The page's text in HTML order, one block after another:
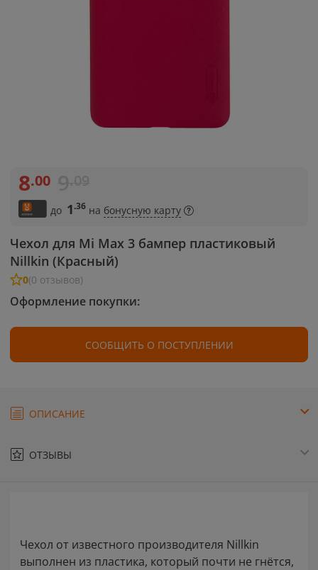
Чехол для Mi Max 3 бампер пластиковый
Nillkin (Красный)
0(0 отзывов)
8.00
до 1.36 на бонусную карту
Оформление покупки:
СООБЩИТЬ О ПОСТУПЛЕНИИ
ОПИСАНИЕ
ОТЗЫВЫ
Чехол от известного производителя Nillkin
выполнен из пластика, который почти не гнётся,